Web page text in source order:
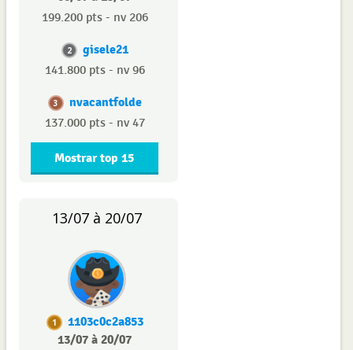
199.200 pts - nv 206
2 gisele21
141.800 pts - nv 96
3 nvacantfolde
137.000 pts - nv 47
Mostrar top 15
13/07 à 20/07
1
1103c0c2a853
13/07 à 20/07